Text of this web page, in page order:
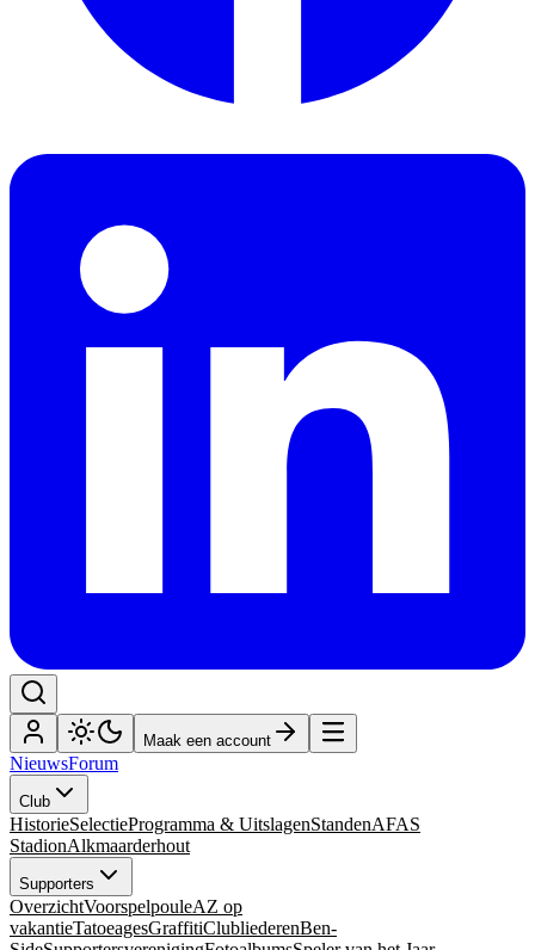
Maak een account
NieuwsForum
Club
HistorieSelectieProgramma & UitslagenStandenAFAS
StadionAlkmaarderhout
Supporters
OverzichtVoorspelpouleAZ op
vakantieTatoeagesGraffitiClubliederenBen-